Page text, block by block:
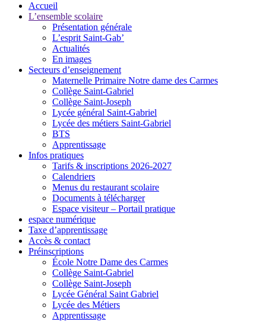
Accueil
L’ensemble scolaire
Présentation générale
L’esprit Saint-Gab’
Actualités
En images
Secteurs d’enseignement
Maternelle Primaire Notre dame des Carmes
Collège Saint-Gabriel
Collège Saint-Joseph
Lycée général Saint-Gabriel
Lycée des métiers Saint-Gabriel
BTS
Apprentissage
Infos pratiques
Tarifs & inscriptions 2026-2027
Calendriers
Menus du restaurant scolaire
Documents à télécharger
Espace visiteur – Portail pratique
espace numérique
Taxe d’apprentissage
Accès & contact
Préinscriptions
École Notre Dame des Carmes
Collège Saint-Gabriel
Collège Saint-Joseph
Lycée Général Saint Gabriel
Lycée des Métiers
Apprentissage